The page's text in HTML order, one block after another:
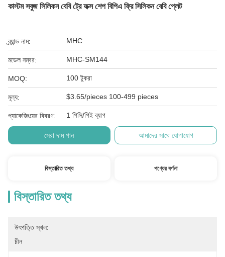
কাস্টম সবুজ সিলিকন বেবি ট্রে ফক্স শেপ বিপিএ ফ্রি সিলিকন বেবি প্লেট
ব্র্যান্ড নাম: MHC
মডেল নম্বর: MHC-SM144
MOQ: 100 টুকরা
মূল্য: $3.65/pieces 100-499 pieces
প্যাকেজিংয়ের বিবরণ: 1 পিসি/পিই ব্যাগ
সেরা দাম পান আমাদের সাথে যোগাযোগ
বিস্তারিত তথ্য পণ্যের বর্ণনা
বিস্তারিত তথ্য
উৎপত্তি স্থল:
চীন